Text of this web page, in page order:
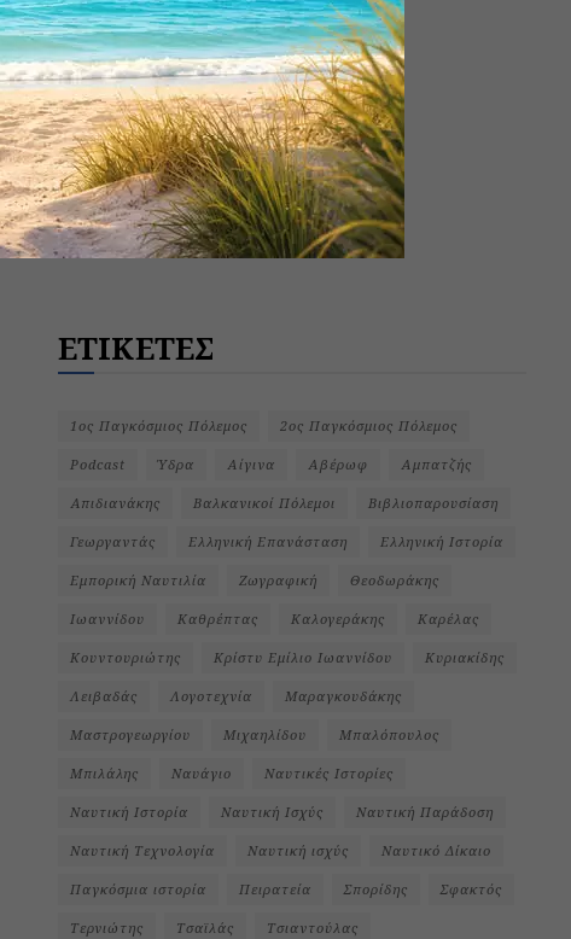
ΕΤΙΚΕΤΕΣ
1ος Παγκόσμιος Πόλεμος 2ος Παγκόσμιος Πόλεμος
Podcast Ύδρα Αίγινα Αβέρωφ Αμπατζής
Απιδιανάκης Βαλκανικοί Πόλεμοι Βιβλιοπαρουσίαση
Γεωργαντάς Ελληνική Επανάσταση Ελληνική Ιστορία
Εμπορική Ναυτιλία Ζωγραφική Θεοδωράκης
Ιωαννίδου Καθρέπτας Καλογεράκης Καρέλας
Κουντουριώτης Κρίστυ Εμίλιο Ιωαννίδου Κυριακίδης
Λειβαδάς Λογοτεχνία Μαραγκουδάκης
Μαστρογεωργίου Μιχαηλίδου Μπαλόπουλος
Μπιλάλης Ναυάγιο Ναυτικές Ιστορίες
Ναυτική Ιστορία Ναυτική Ισχύς Ναυτική Παράδοση
Ναυτική Τεχνολογία Ναυτική ισχύς Ναυτικό Δίκαιο
Παγκόσμια ιστορία Πειρατεία Σπορίδης Σφακτός
Τερνιώτης Τσαϊλάς Τσιαντούλας